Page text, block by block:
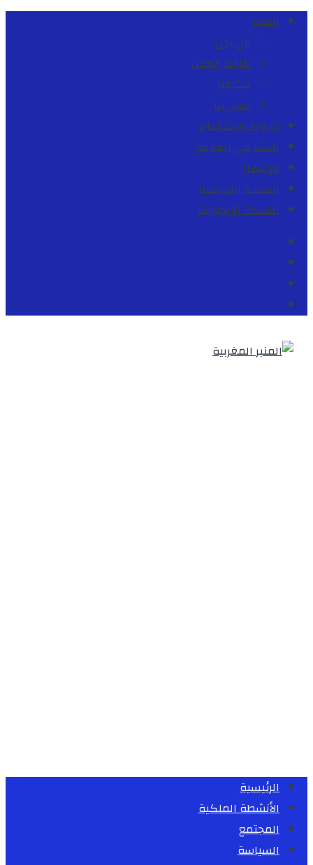
المنبر
من نحن
طاقم العمل
ميثاقنا
اتصل بنا
شروط الإستخدام
للنشر في الموقع
للإشهار
النسخة الفرنسية
النسخة الإنجليزية
الرئيسية
الأنشطة الملكية
المجتمع
السياسة